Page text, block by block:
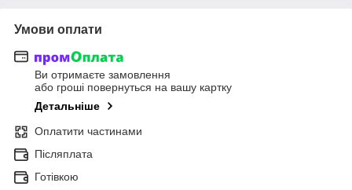
Умови оплати
Ви отримаєте замовлення
або гроші повернуться на вашу картку
Детальніше
Оплатити частинами
Післяплата
Готівкою